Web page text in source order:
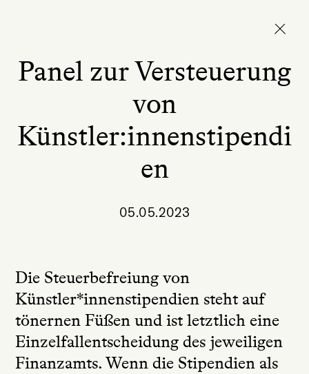
Panel zur Versteuerung
von
Künstler:innenstipendi
en
05.05.2023
Die Steuerbefreiung von
Künstler*innenstipendien steht auf
tönernen Füßen und ist letztlich eine
Einzelfallentscheidung des jeweiligen
Finanzamts. Wenn die Stipendien als